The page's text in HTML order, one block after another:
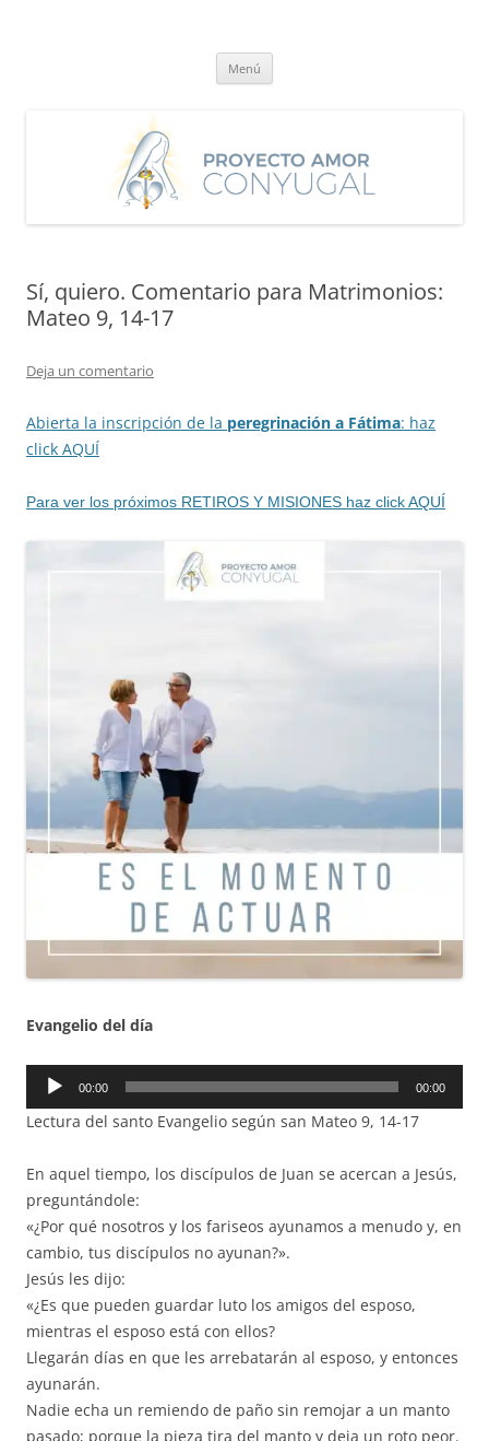
Menú
Sí, quiero. Comentario para Matrimonios:
Mateo 9, 14-17
Deja un comentario
Abierta la inscripción de la peregrinación a Fátima: haz
click AQUÍ
Para ver los próximos RETIROS Y MISIONES haz click AQUÍ
Evangelio del día
Reproductor
audio
00:00 00:00
Lectura del santo Evangelio según san Mateo 9, 14-17
En aquel tiempo, los discípulos de Juan se acercan a Jesús,
preguntándole:
«¿Por qué nosotros y los fariseos ayunamos a menudo y, en
cambio, tus discípulos no ayunan?».
Jesús les dijo:
«¿Es que pueden guardar luto los amigos del esposo,
mientras el esposo está con ellos?
Llegarán días en que les arrebatarán al esposo, y entonces
ayunarán.
Nadie echa un remiendo de paño sin remojar a un manto
pasado; porque la pieza tira del manto y deja un roto peor.